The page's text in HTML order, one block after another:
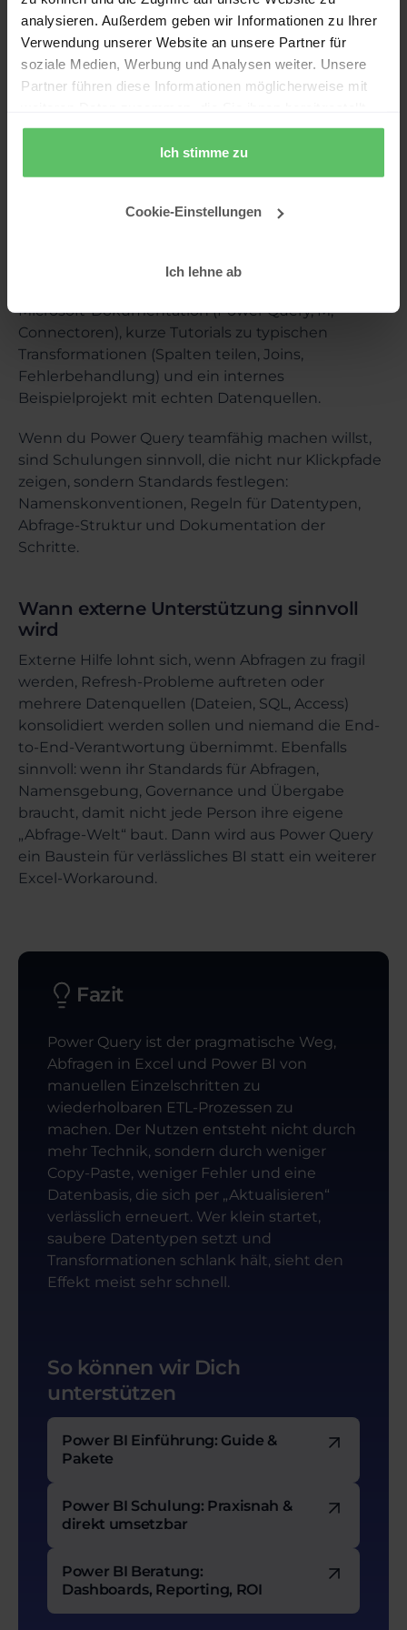
analysieren. Außerdem geben wir Informationen zu Ihrer
Verwendung unserer Website an unsere Partner für
soziale Medien, Werbung und Analysen weiter. Unsere
Partner führen diese Informationen möglicherweise mit
haben oder die sie im Rahmen Ihrer Nutzung der Dienste
Ich stimme zu
Cookie-Einstellungen
Ich lehne ab
Datenbanken laufen sollen und IT diese Logik
SSIS oder Azure Data Factory (ADF): sinnvoll
bei vielen Pipelines, komplexem Scheduling,
mehreren Zielsystemen und strenger
selten ist; bei wiederkehrenden Schritten ist
Microsoft-Dokumentation (Power Query, M,
Connectoren), kurze Tutorials zu typischen
Transformationen (Spalten teilen, Joins,
Fehlerbehandlung) und ein internes
Beispielprojekt mit echten Datenquellen.
Wenn du Power Query teamfähig machen willst,
sind Schulungen sinnvoll, die nicht nur Klickpfade
zeigen, sondern Standards festlegen:
Namenskonventionen, Regeln für Datentypen,
Abfrage-Struktur und Dokumentation der
Schritte.
Wann externe Unterstützung sinnvoll
wird
Externe Hilfe lohnt sich, wenn Abfragen zu fragil
werden, Refresh-Probleme auftreten oder
mehrere Datenquellen (Dateien, SQL, Access)
konsolidiert werden sollen und niemand die End-
to-End-Verantwortung übernimmt. Ebenfalls
sinnvoll: wenn ihr Standards für Abfragen,
Namensgebung, Governance und Übergabe
braucht, damit nicht jede Person ihre eigene
„Abfrage-Welt“ baut. Dann wird aus Power Query
ein Baustein für verlässliches BI statt ein weiterer
Excel-Workaround.
Fazit
Power Query ist der pragmatische Weg,
Abfragen in Excel und Power BI von
manuellen Einzelschritten zu
wiederholbaren ETL-Prozessen zu
machen. Der Nutzen entsteht nicht durch
mehr Technik, sondern durch weniger
Copy-Paste, weniger Fehler und eine
Datenbasis, die sich per „Aktualisieren“
verlässlich erneuert. Wer klein startet,
saubere Datentypen setzt und
Transformationen schlank hält, sieht den
Effekt meist sehr schnell.
So können wir Dich
unterstützen
Power BI Einführung: Guide &
Pakete
Power BI Schulung: Praxisnah &
direkt umsetzbar
Power BI Beratung:
Dashboards, Reporting, ROI